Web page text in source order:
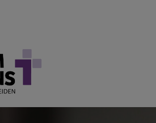
GEMEINSAM